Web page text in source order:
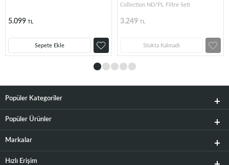
5.099 TL
Sepete Ekle
Collection ND/PL Filtre Seti
3.249 TL
Stokta Kalmadı
Popüler Kategoriler
Popüler Ürünler
Markalar
Hızlı Erişim